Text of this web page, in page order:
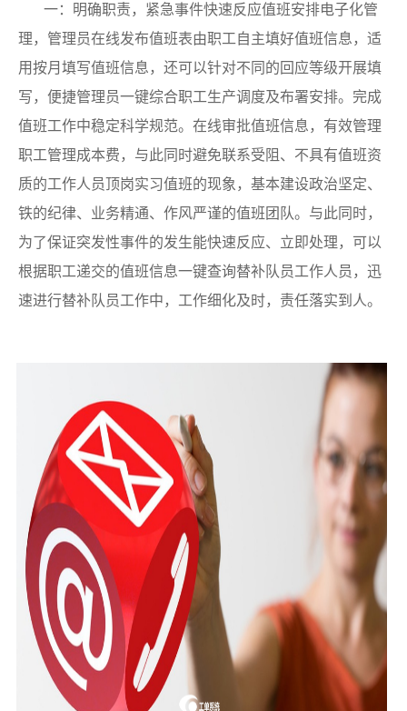
一：明确职责，紧急事件快速反应值班安排电子化管
理，管理员在线发布值班表由职工自主填好值班信息，适
用按月填写值班信息，还可以针对不同的回应等级开展填
写，便捷管理员一键综合职工生产调度及布署安排。完成
值班工作中稳定科学规范。在线审批值班信息，有效管理
职工管理成本费，与此同时避免联系受阻、不具有值班资
质的工作人员顶岗实习值班的现象，基本建设政治坚定、
铁的纪律、业务精通、作风严谨的值班团队。与此同时，
为了保证突发性事件的发生能快速反应、立即处理，可以
根据职工递交的值班信息一键查询替补队员工作人员，迅
速进行替补队员工作中，工作细化及时，责任落实到人。